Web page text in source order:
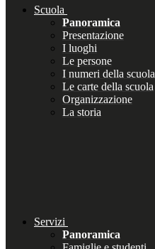
Scuola
Panoramica
Presentazione
I luoghi
Le persone
I numeri della scuola
Le carte della scuola
Organizzazione
La storia
Servizi
Panoramica